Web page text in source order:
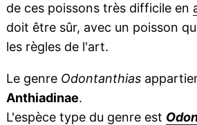
de ces poissons très difficile en
doit être sûr, avec un poisson
les règles de l'art.
Le genre Odontanthias
Anthiadinae.
L'espèce type du genre est